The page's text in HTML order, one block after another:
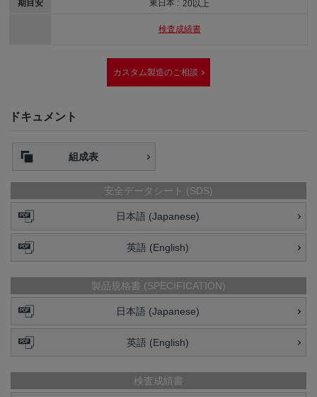
期目安
東日本 : 20以上
検査成績書
カスタム製造のご相談
ドキュメント
組成表
安全データシート (SDS)
日本語 (Japanese)
英語 (English)
製品規格書 (SPECIFICATION)
日本語 (Japanese)
英語 (English)
検査成績書